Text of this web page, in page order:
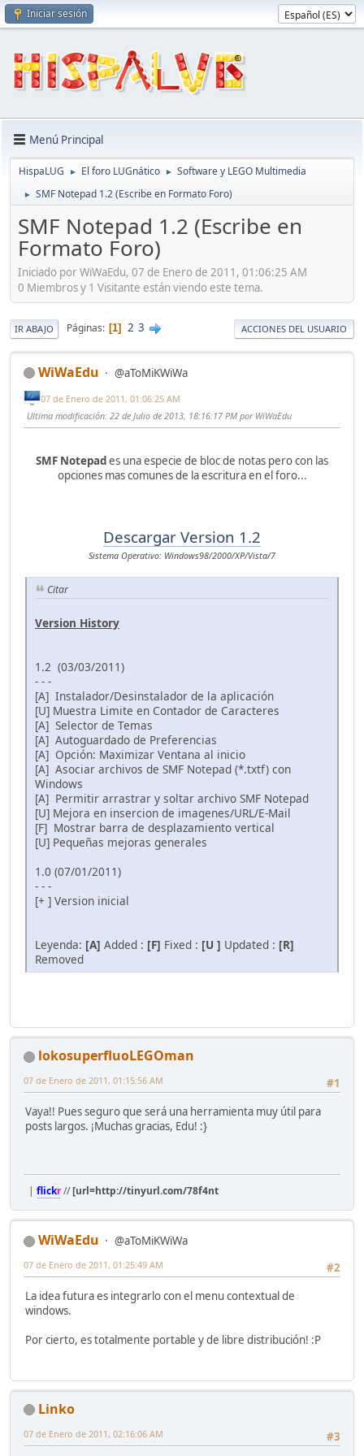
Iniciar sesión
Menú Principal
HispaLUG ► El foro LUGnático ► Software y LEGO Multimedia
► SMF Notepad 1.2 (Escribe en Formato Foro)
SMF Notepad 1.2 (Escribe en
Formato Foro)
Iniciado por WiWaEdu, 07 de Enero de 2011, 01:06:25 AM
0 Miembros y 1 Visitante están viendo este tema.
IR ABAJO Páginas 1 2 3 ACCIONES DEL USUARIO
WiWaEdu @aToMiKWiWa
07 de Enero de 2011, 01:06:25 AM
Ultima modificación: 22 de Julio de 2013, 18:16:17 PM por WiWaEdu
SMF Notepades una especie de bloc de notas pero con las
opciones mas comunes de la escritura en el foro...
Descargar Version 1.2
Sistema Operativo: Windows98/2000/XP/Vista/7
Citar
Version History
1.2 (03/03/2011)
- - -
[A] Instalador/Desinstalador de la aplicación
[U] Muestra Limite en Contador de Caracteres
[A] Selector de Temas
[A] Autoguardado de Preferencias
[A] Opción: Maximizar Ventana al inicio
[A] Asociar archivos de SMF Notepad (*.txtf) con
Windows
[A] Permitir arrastrar y soltar archivo SMF Notepad
[U] Mejora en insercion de imagenes/URL/E-Mail
[F] Mostrar barra de desplazamiento vertical
[U] Pequeñas mejoras generales
1.0 (07/01/2011)
- - -
[+ ] Version inicial
Leyenda: [A] Added : [F] Fixed : [U ] Updated : [R]
Removed
lokosuperfluoLEGOman
#1
07 de Enero de 2011, 01:15:56 AM
Vaya!! Pues seguro que será una herramienta muy útil para
posts largos. ¡Muchas gracias, Edu! :}
| flickr//[url=http://tinyurl.com/78f4nt
WiWaEdu
@aToMiKWiWa
#2
07 de Enero de 2011, 01:25:49 AM
La idea futura es integrarlo con el menu contextual de
windows.
Por cierto, es totalmente portable y de libre distribución! :P
Linko
#3
07 de Enero de 2011, 02:16:06 AM